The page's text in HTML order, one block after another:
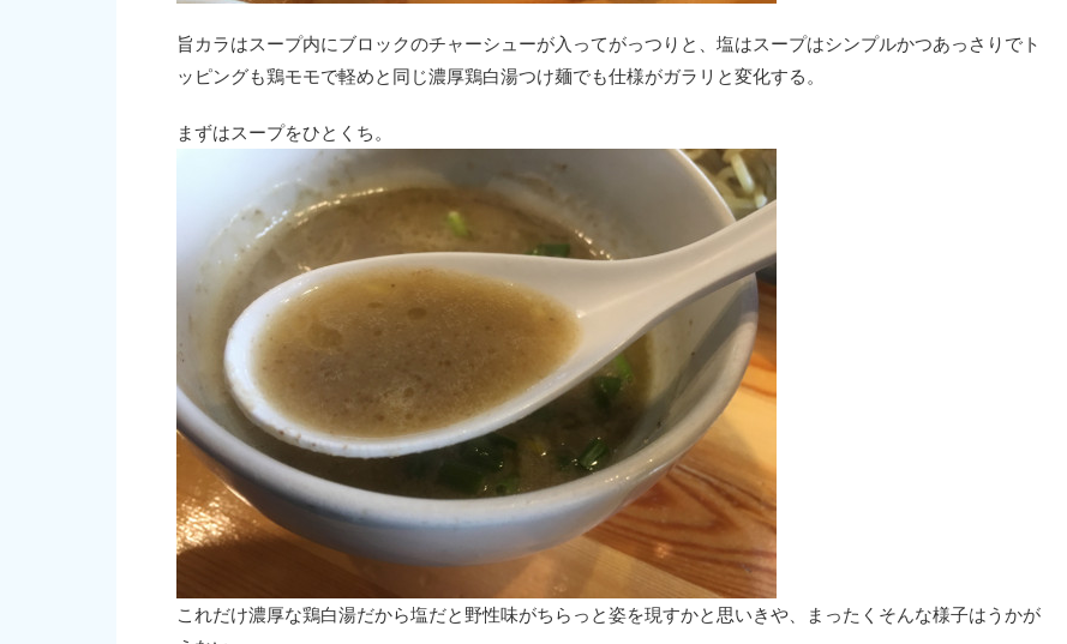
旨カラはスープ内にブロックのチャーシューが入ってがっつりと、塩はスープはシンプルかつあっさりでト
ッピングも鶏モモで軽めと同じ濃厚鶏白湯つけ麺でも仕様がガラリと変化する。
まずはスープをひとくち。
これだけ濃厚な鶏白湯だから塩だと野性味がちらっと姿を現すかと思いきや、まったくそんな様子はうかが